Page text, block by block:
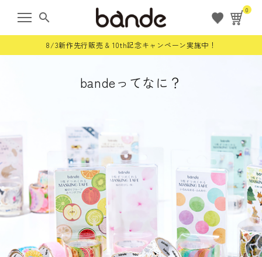
search
0
8/3新作先行販売 & 10th記念キャンペーン実施中！
person
すべての商品
限定商品
ロールステッカー
bande stick
bandeってなに？